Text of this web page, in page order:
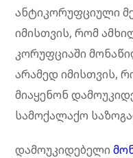
ანტიკორუფციული
იმისთვის, რომ
კორუფციაში
არამედ იმისთვის,
მიაყენონ
სამოქალაქო
დამოუკიდებელი